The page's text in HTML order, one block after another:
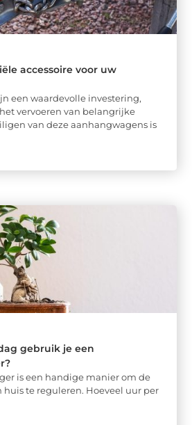
accessoire voor uw
een waardevolle investering,
vervoeren van belangrijke
van deze aanhangwagens is
gebruik je een
is een handige manier om de
te reguleren. Hoeveel uur per